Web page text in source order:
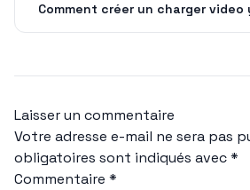
Comment créer un charger
Laisser un commentaire
Votre adresse e-mail ne sera pas
obligatoires sont indiqués avec*
Commentaire *